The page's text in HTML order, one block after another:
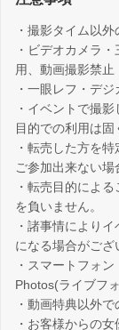
・撮影タイム以
・ビデオカメラ
用、動画撮影禁止
・一眼レフ・デ
・イベントで撮
目的での利用は固
・転売した方を
ご参加出来ない場
・転売目的によ
を負いません。
・諸事情により
になる場合がござ
・スマートフォ
Photos(ライブフ
・動画特典以外
・お客様からの